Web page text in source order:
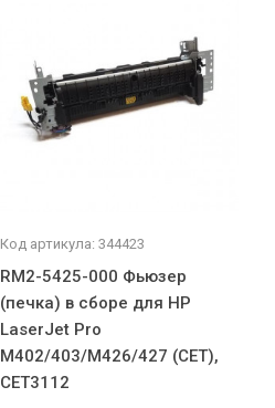
Код артикула: 344423
RM2-5425-000 Фьюзер
(печка) в сборе для HP
LaserJet Pro
M402/403/M426/427 (CET),
CET3112